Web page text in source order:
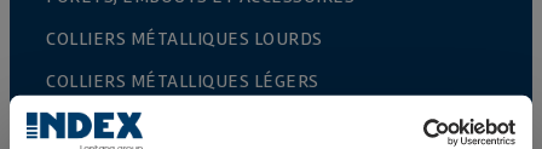
COLLIERS MÉTALLIQUES LOURDS
COLLIERS MÉTALLIQUES LÉGERS
SYSTÈMES DE PROTECTION CONTRE LES INCENDIES